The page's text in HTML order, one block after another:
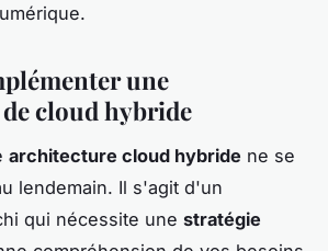
une
cloud hybride
architecture cloud hybride ne se
lendemain. Il s'agit d'un
qui nécessite une stratégie